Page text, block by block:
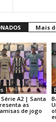
Mais
A2 | Santa
as
de jogo